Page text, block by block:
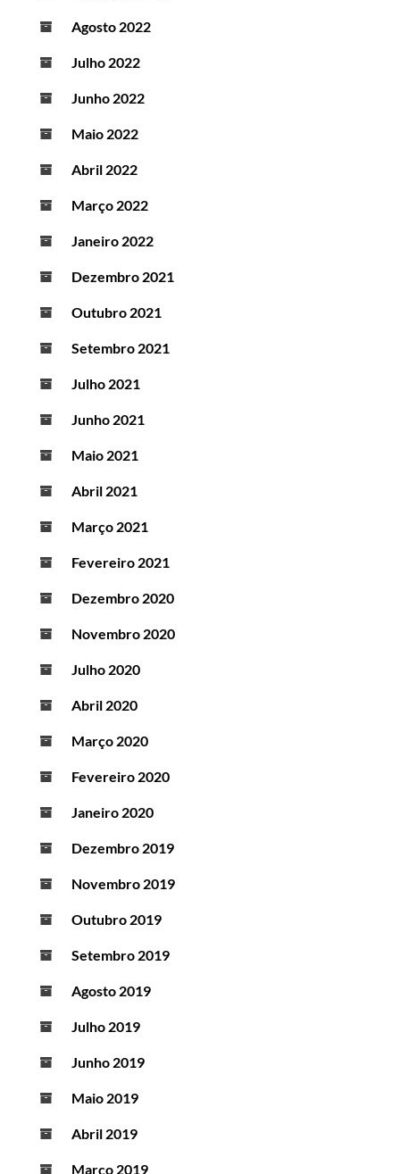
Agosto 2022
Julho 2022
Junho 2022
Maio 2022
Abril 2022
Março 2022
Janeiro 2022
Dezembro 2021
Outubro 2021
Setembro 2021
Julho 2021
Junho 2021
Maio 2021
Abril 2021
Março 2021
Fevereiro 2021
Dezembro 2020
Novembro 2020
Julho 2020
Abril 2020
Março 2020
Fevereiro 2020
Janeiro 2020
Dezembro 2019
Novembro 2019
Outubro 2019
Setembro 2019
Agosto 2019
Julho 2019
Junho 2019
Maio 2019
Abril 2019
Março 2019